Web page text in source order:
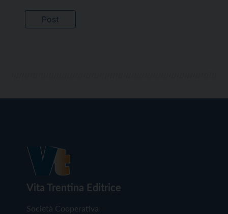
Vita Trentina Editrice
Società Cooperativa